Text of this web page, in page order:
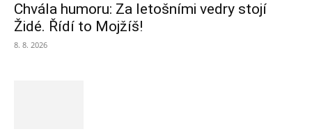
Chvála humoru: Za letošními vedry stojí
Židé. Řídí to Mojžíš!
8. 8. 2026